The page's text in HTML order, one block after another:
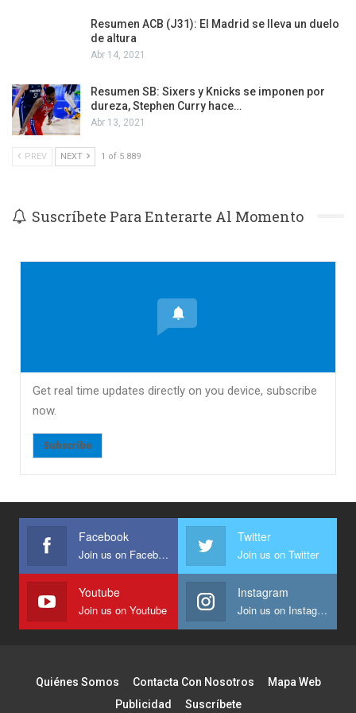
Resumen ACB (J31): El Madrid se lleva un duelo
de altura
Abr 14, 2021
Resumen SB: Sixers y Knicks se imponen por
dureza, Stephen Curry hace…
Abr 13, 2021
PREV NEXT 1 of 5.889
Suscríbete Para Enterarte Al Momento
Get real time updates directly on you device, subscribe
now.
Subscribe
Facebook
Join us on Facebook
Twitter
Join us on Twitter
Youtube
Join us on Youtube
Instagram
Join us on Instagram
Quiénes Somos Contacta Con Nosotros
Mapa Web
Publicidad
Suscríbete